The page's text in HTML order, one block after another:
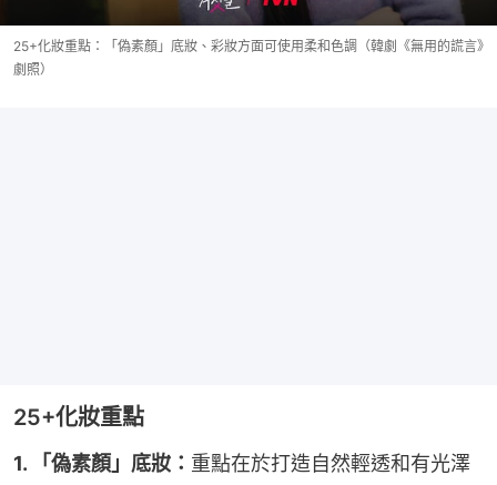
25+化妝重點：「偽素顏」底妝、彩妝方面可使用柔和色調（韓劇《無用的謊言》
劇照）
25+化妝重點
1. 「偽素顏」底妝： 重點在於打造自然輕透和有光澤